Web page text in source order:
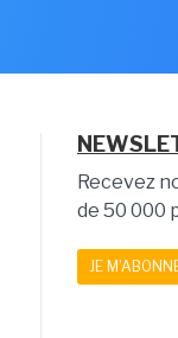
Recevez
de 50 000
JE